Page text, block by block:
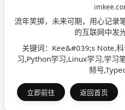
流年笑掷，未来可期，用心记录
的互联网中发
关键词：Kee&#039;s Note,
习,Python学习,Linux学习,学习
频号
立即前往 返回首页